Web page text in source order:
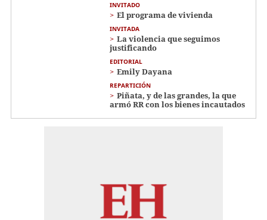
INVITADO
El programa de vivienda
INVITADA
La violencia que seguimos
justificando
EDITORIAL
Emily Dayana
REPARTICIÓN
Piñata, y de las grandes, la que
armó RR con los bienes incautados